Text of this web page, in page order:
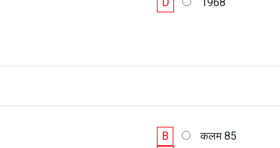
B
कलम 85